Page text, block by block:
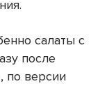
салаты с
после
по версии